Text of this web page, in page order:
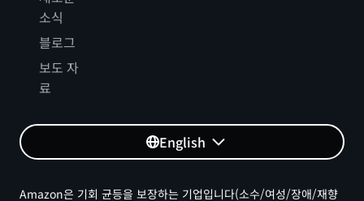
소식
블로그
보도 자
료
English
Amazon은 기회 균등을 보장하는 기업입니다(소수/여성/장애/재향